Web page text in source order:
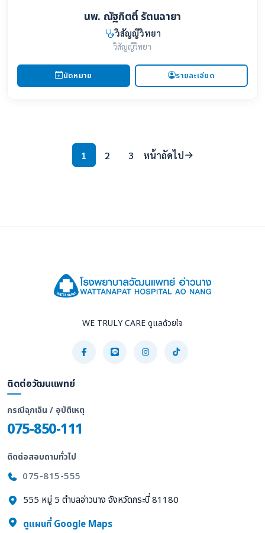
นพ. ณัฐกิตติ์ รัตนฉายา
วิสัญญีวิทยา
วิสัญญีวิทยา
นัดหมาย รายละเอียด
1 2 3 หน้าถัดไป
WE TRULY CARE ดูแลด้วยใจ
ติดต่อวัฒนแพทย์
กรณีฉุกเฉิน / อุบัติเหตุ
075-850-111
ติดต่อสอบถามทั่วไป
075-815-555
555 หมู่ 5 ตำบลอ่าวนาง จังหวัดกระบี่ 81180
ดูแผนที่ Google Maps